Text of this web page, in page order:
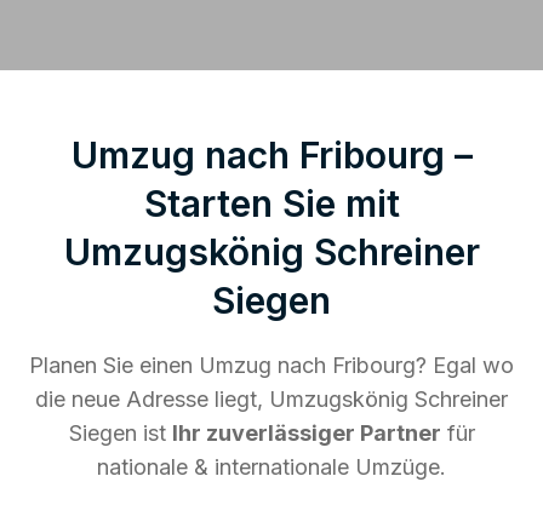
Umzug nach Fribourg –
Starten Sie mit
Umzugskönig Schreiner
Siegen
Planen Sie einen Umzug nach Fribourg? Egal wo
die neue Adresse liegt, Umzugskönig Schreiner
Siegen ist Ihr zuverlässiger Partner für
nationale & internationale Umzüge.